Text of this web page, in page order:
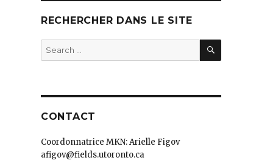
RECHERCHER DANS LE SITE
Search
for:
SEARCH
CONTACT
Coordonnatrice MKN: Arielle Figov
afigov@fields.utoronto.ca